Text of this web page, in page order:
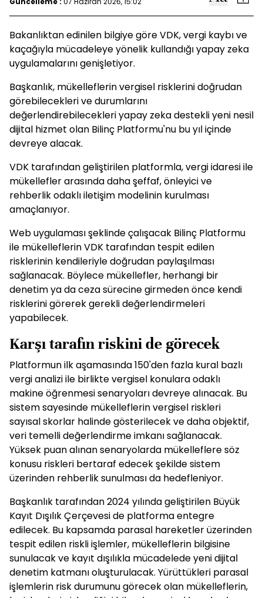
Bakanlıktan edinilen bilgiye göre VDK, vergi kaybı ve
kaçağıyla mücadeleye yönelik kullandığı yapay zeka
uygulamalarını genişletiyor.
Başkanlık, mükelleflerin vergisel risklerini doğrudan
görebilecekleri ve durumlarını
değerlendirebilecekleri yapay zeka destekli yeni nesil
dijital hizmet olan Bilinç Platformu'nu bu yıl içinde
devreye alacak.
VDK tarafından geliştirilen platformla, vergi idaresi ile
mükellefler arasında daha şeffaf, önleyici ve
rehberlik odaklı iletişim modelinin kurulması
amaçlanıyor.
Web uygulaması şeklinde çalışacak Bilinç Platformu
ile mükelleflerin VDK tarafından tespit edilen
risklerinin kendileriyle doğrudan paylaşılması
sağlanacak. Böylece mükellefler, herhangi bir
denetim ya da ceza sürecine girmeden önce kendi
risklerini görerek gerekli değerlendirmeleri
yapabilecek.
Karşı tarafın riskini de görecek
Platformun ilk aşamasında 150'den fazla kural bazlı
vergi analizi ile birlikte vergisel konulara odaklı
makine öğrenmesi senaryoları devreye alınacak. Bu
sistem sayesinde mükelleflerin vergisel riskleri
sayısal skorlar halinde gösterilecek ve daha objektif,
veri temelli değerlendirme imkanı sağlanacak.
Yüksek puan alınan senaryolarda mükelleflere söz
konusu riskleri bertaraf edecek şekilde sistem
üzerinden rehberlik sunulması da hedefleniyor.
Başkanlık tarafından 2024 yılında geliştirilen Büyük
Kayıt Dışılık Çerçevesi de platforma entegre
edilecek. Bu kapsamda parasal hareketler üzerinden
tespit edilen riskli işlemler, mükelleflerin bilgisine
sunulacak ve kayıt dışılıkla mücadelede yeni dijital
denetim katmanı oluşturulacak. Yürüttükleri parasal
işlemlerin risk durumunu görecek olan mükelleflerin,